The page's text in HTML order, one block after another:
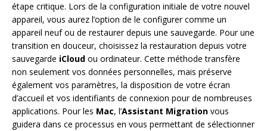
étape critique. Lors de la configuration initiale de votre nouvel
appareil, vous aurez l’option de le configurer comme un
appareil neuf ou de restaurer depuis une sauvegarde. Pour une
transition en douceur, choisissez la restauration depuis votre
sauvegarde iCloud ou ordinateur. Cette méthode transfère
non seulement vos données personnelles, mais préserve
également vos paramètres, la disposition de votre écran
d’accueil et vos identifiants de connexion pour de nombreuses
applications. Pour les Mac, l’Assistant Migration vous
guidera dans ce processus en vous permettant de sélectionner